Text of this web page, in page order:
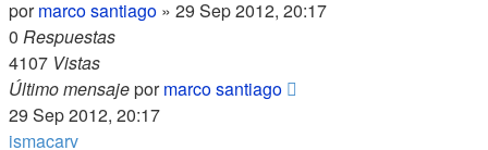
pormarco santiago » 29 Sep 2012, 20:17
0 Respuestas
4107 Vistas
Último mensajepormarco santiago
29 Sep 2012, 20:17
ismacarv